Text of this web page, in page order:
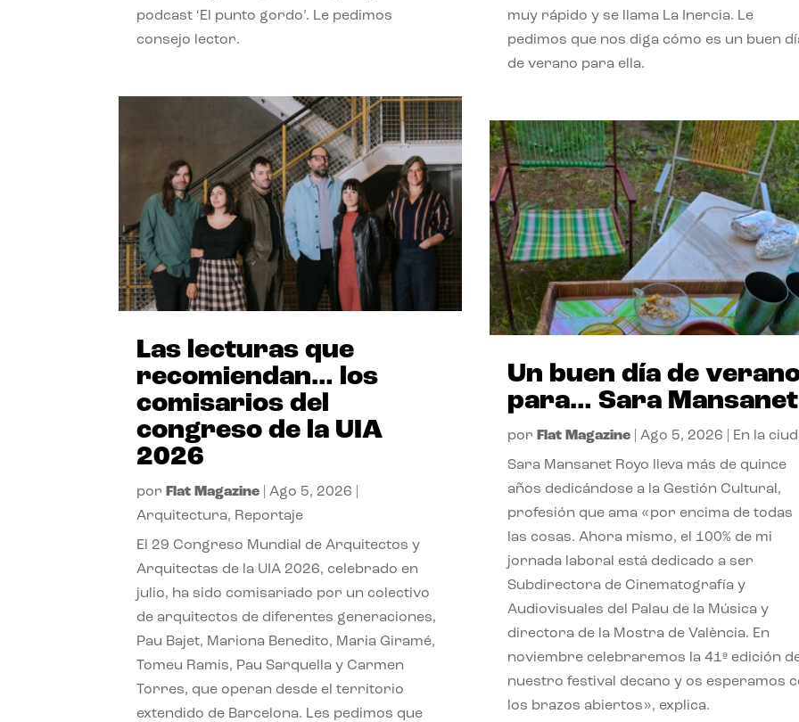
podcast ‘El punto gordo’. Le pedimos
consejo lector.
Las lecturas que
recomiendan… los
comisarios del
congreso de la UIA
2026
por Flat Magazine |Ago 5, 2026
Arquitectura, Reportaje
El 29 Congreso Mundial de Arquitectos y
Arquitectas de la UIA 2026, celebrado en
julio, ha sido comisariado por un colectivo
de arquitectos de diferentes generaciones,
Pau Bajet, Mariona Benedito, Maria Giramé,
Tomeu Ramis, Pau Sarquella y Carmen
Torres, que operan desde el territorio
extendido de Barcelona. Les pedimos que
muy rápido y se llama La Inercia. Le
pedimos que nos diga cómo es un buen
de verano para ella.
Un buen día de
para… Sara Mansanet
por Flat Magazine| Ago 5, 2026 En la
Sara Mansanet Royo lleva más de quince
años dedicándose a la Gestión Cultural,
profesión que ama «por encima de todas
las cosas. Ahora mismo, el 100% de mi
jornada laboral está dedicado a ser
Subdirectora de Cinematografía y
Audiovisuales del Palau de la Música y
directora de la Mostra de València. En
noviembre celebraremos la 41ª edición
nuestro festival decano y os esperamos
los brazos abiertos», explica.